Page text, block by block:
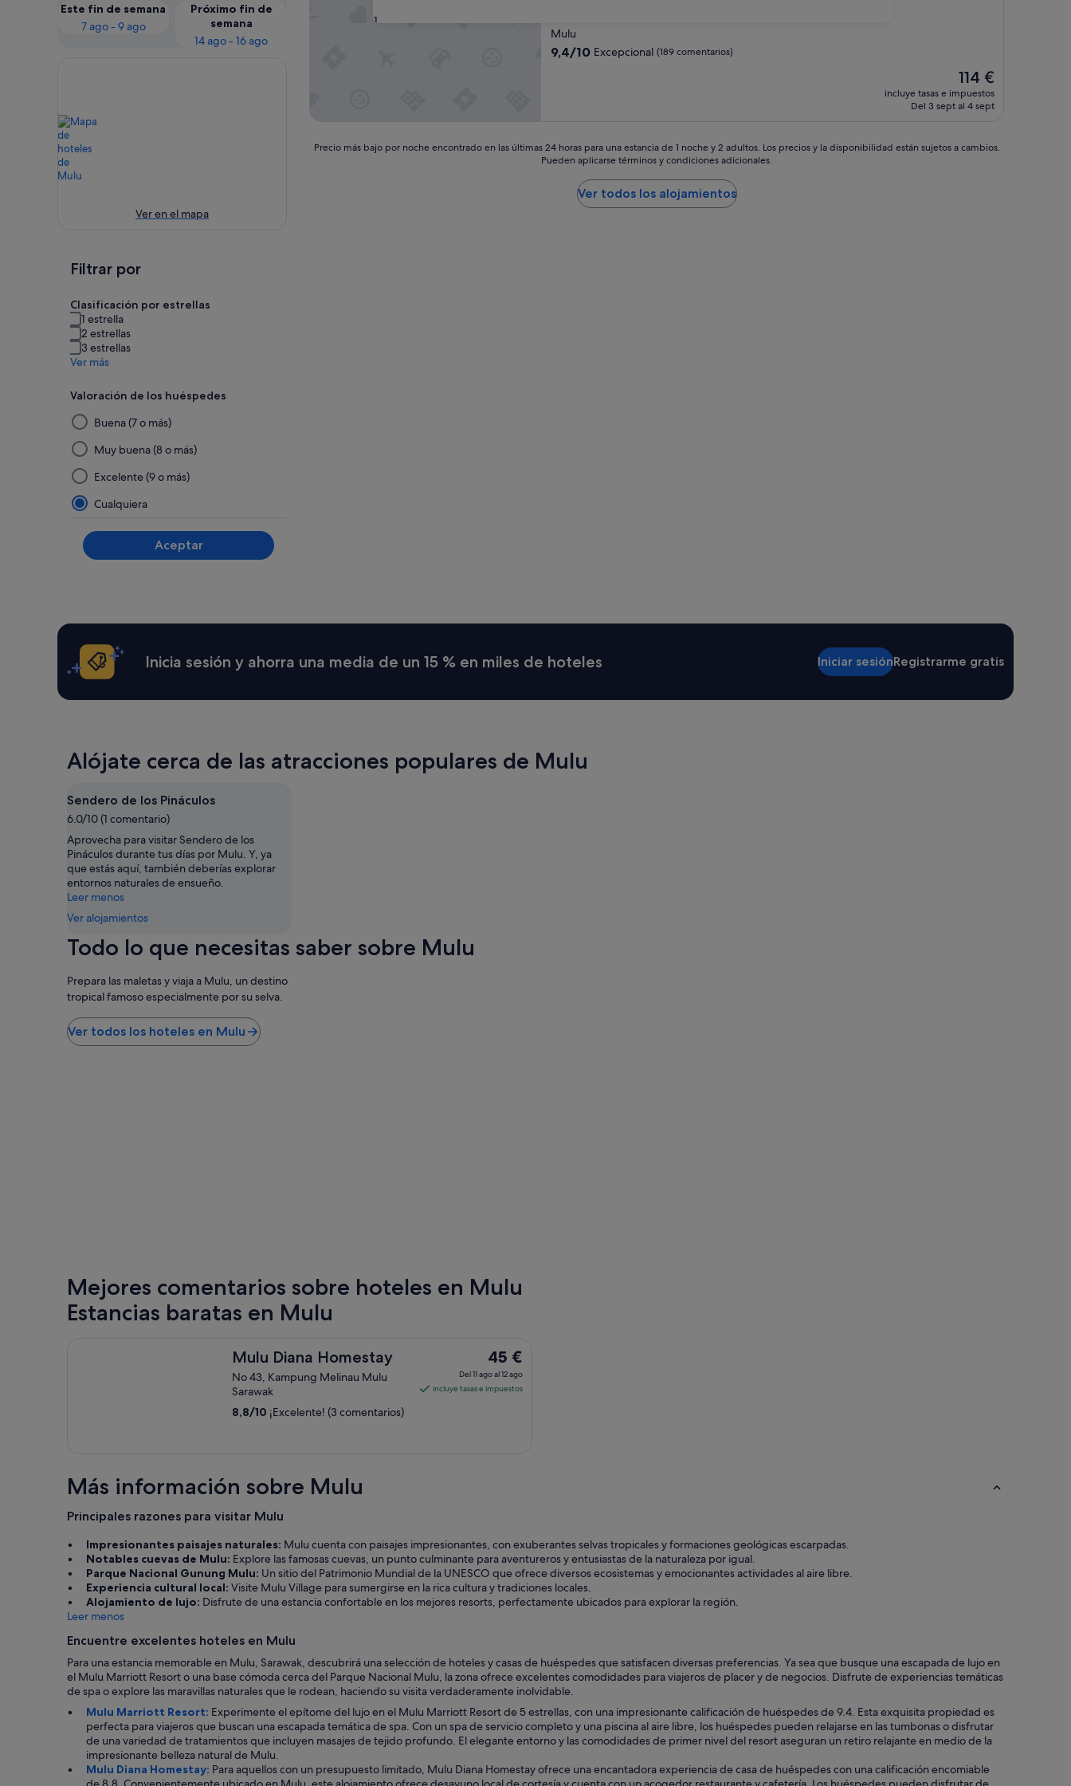
31
Este fin de semana
7 ago - 9 ago
Próximo fin de
semana
14 ago - 16 ago
Ver en el mapa
Filtrar por
Clasificación por estrellas
1 estrella
2 estrellas
3 estrellas
Ver más
Valoración de los huéspedes
Al
seleccionar
y
aplicar
un
filtro
este
grupo,
una
página
nueva
Buena (7 o más)
Muy buena (8 o más)
Excelente (9 o más)
Cualquiera
Aceptar
de
5.0 estrellas
Mulu
9.4
9,4/10 Excepcional (189 comentarios)
El
precio
actual
114 €
114 €
incluye tasas e impuestos
Del 3 sept al 4 sept
Precio
Precio más bajo por noche encontrado en las últimas 24 horas para una estancia de 1 noche y 2 adultos. Los precios y la disponibilidad están sujetos a cambios.
Pueden aplicarse términos y condiciones adicionales.
Ver todos los alojamientos
Inicia sesión y ahorra una media de un 15 % en miles de hoteles Iniciar sesiónRegistrarme gratis
Alójate cerca de las atracciones populares de Mulu
Sendero de los Pináculos
6.0/10 (1 comentario)
Aprovecha para visitar Sendero de los
Pináculos durante tus días por Mulu. Y, ya
que estás aquí, también deberías explorar
entornos naturales de ensueño.
Leer menos
Ver alojamientos
Todo lo que necesitas saber sobre Mulu
Prepara las maletas y viaja a Mulu, un destino
tropical famoso especialmente por su selva.
Ver todos los hoteles en Mulu
Mejores comentarios sobre hoteles en Mulu
Estancias baratas en Mulu
Mulu Diana Homestay
No 43, Kampung Melinau Mulu
Sarawak
El
precio
es
12
ago
45 €
Del 11 ago al 12 ago
incluye tasas e impuestos
8,8/10 ¡Excelente! (3 comentarios)
Más información sobre Mulu
Principales razones para visitar Mulu
Impresionantes paisajes naturales: Mulu cuenta con paisajes impresionantes, con exuberantes selvas tropicales y formaciones geológicas escarpadas.
Notables cuevas de Mulu: Explore las famosas cuevas, un punto culminante para aventureros y entusiastas de la naturaleza por igual.
Parque Nacional Gunung Mulu: Un sitio del Patrimonio Mundial de la UNESCO que ofrece diversos ecosistemas y emocionantes actividades al aire libre.
Experiencia cultural local: Visite Mulu Village para sumergirse en la rica cultura y tradiciones locales.
Alojamiento de lujo: Disfrute de una estancia confortable en los mejores resorts, perfectamente ubicados para explorar la región.
Leer menos
Encuentre excelentes hoteles en Mulu
Para una estancia memorable en Mulu, Sarawak, descubrirá una selección de hoteles y casas de huéspedes que satisfacen diversas preferencias. Ya sea que busque una escapada de lujo en
el Mulu Marriott Resort o una base cómoda cerca del Parque Nacional Mulu, la zona ofrece excelentes comodidades para viajeros de placer y de negocios. Disfrute de experiencias temáticas
de spa o explore las maravillas naturales que le rodean, haciendo su visita verdaderamente inolvidable.
Mulu Marriott Resort: Experimente el epítome del lujo en el Mulu Marriott Resort de 5 estrellas, con una impresionante calificación de huéspedes de 9.4. Esta exquisita propiedad es
perfecta para viajeros que buscan una escapada temática de spa. Con un spa de servicio completo y una piscina al aire libre, los huéspedes pueden relajarse en las tumbonas o disfrutar
de una variedad de tratamientos que incluyen masajes de tejido profundo. El elegante entorno y las comodidades de primer nivel del resort aseguran un retiro relajante en medio de la
impresionante belleza natural de Mulu.
Mulu Diana Homestay: Para aquellos con un presupuesto limitado, Mulu Diana Homestay ofrece una encantadora experiencia de casa de huéspedes con una calificación encomiable